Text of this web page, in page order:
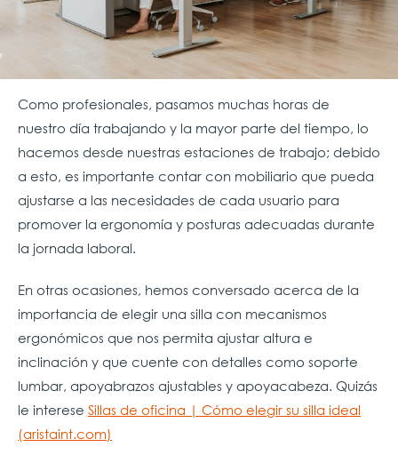
Como profesionales, pasamos muchas horas de
nuestro día trabajando y la mayor parte del tiempo, lo
hacemos desde nuestras estaciones de trabajo; debido
a esto, es importante contar con mobiliario que pueda
ajustarse a las necesidades de cada usuario para
promover la ergonomía y posturas adecuadas durante
la jornada laboral.
En otras ocasiones, hemos conversado acerca de la
importancia de elegir una silla con mecanismos
ergonómicos que nos permita ajustar altura e
inclinación y que cuente con detalles como soporte
lumbar, apoyabrazos ajustables y apoyacabeza. Quizás
le interese Sillas de oficina | Cómo elegir su silla ideal
(aristaint.com)